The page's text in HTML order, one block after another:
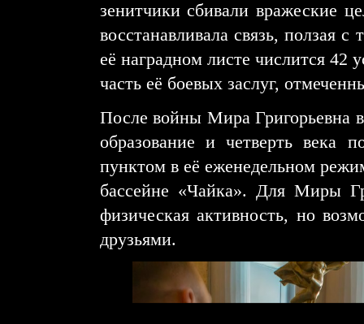
зенитчики сбивали вражеские
восстанавливала связь, ползая
её наградном листе числится 42
часть её боевых заслуг,
После войны Мира Григорьевна
образование и четверть века
пунктом в её еженедельном
бассейне «Чайка». Для Миры
физическая активность, но
друзьями.